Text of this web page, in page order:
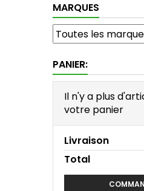
MARQUES
PANIER:
Il n'y a plus
votre panier
Livraison
Total